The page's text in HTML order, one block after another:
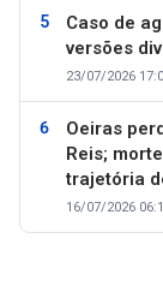
Caso de
versões
23/07/2026
Oeiras
Reis;
trajetória
16/07/2026